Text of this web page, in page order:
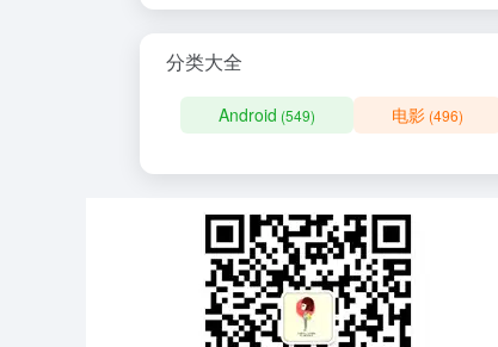
分类大全
Android (549) 电影 (496)